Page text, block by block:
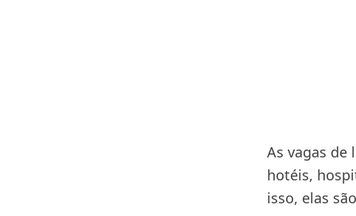
As vagas de
hotéis,
isso, elas